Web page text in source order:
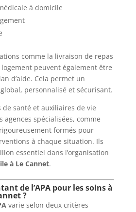
à domicile
comme la livraison de repas
peuvent également être
d’aide. Cela permet un
personnalisé et sécurisant.
de santé et auxiliaires de vie
agences spécialisées, comme
formés pour
à chaque situation. Ils
essentiel dans l’organisation
à Le Cannet.
de l’APA pour les soins à
?
varie selon deux critères